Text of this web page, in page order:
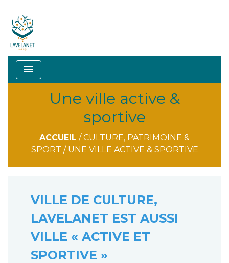
menu
Une ville active &
sportive
ACCUEIL /CULTURE, PATRIMOINE &
SPORT / UNE VILLE ACTIVE & SPORTIVE
VILLE DE CULTURE,
LAVELANET EST AUSSI
VILLE « ACTIVE ET
SPORTIVE »